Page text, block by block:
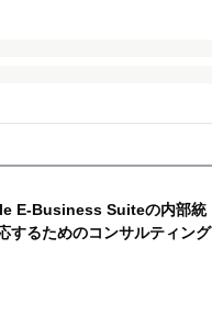
E-Business Suiteの内部統
するためのコンサルティング